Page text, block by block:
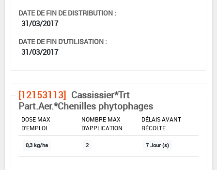
DATE DE FIN DE DISTRIBUTION :
31/03/2017
DATE DE FIN D'UTILISATION :
31/03/2017
[12153113] Cassissier*Trt
Part.Aer.*Chenilles phytophages
DOSE MAX
D'EMPLOI
NOMBRE MAX
D'APPLICATION
DÉLAIS AVANT
RÉCOLTE
0,3 kg/ha 2 7 Jour (s)